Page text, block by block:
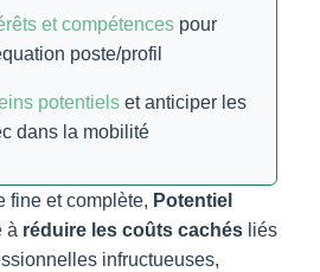
et compétences pour
poste/profil
potentiels et anticiper les
dans la mobilité
fine et complète, Potentiel
à réduire les coûts cachés liés
infructueuses,